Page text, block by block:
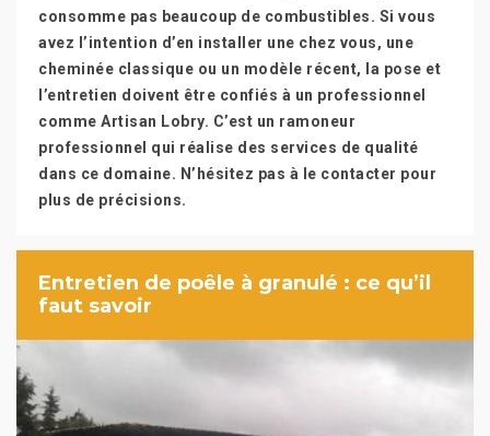
consomme pas beaucoup de combustibles. Si vous
avez l’intention d’en installer une chez vous, une
cheminée classique ou un modèle récent, la pose et
l’entretien doivent être confiés à un professionnel
comme Artisan Lobry. C’est un ramoneur
professionnel qui réalise des services de qualité
dans ce domaine. N’hésitez pas à le contacter pour
plus de précisions.
Entretien de poêle à granulé : ce qu’il
faut savoir